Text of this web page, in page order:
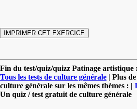
Fin du test/quiz/quizz Patinage artistique
Tous les tests de culture générale | Plus
culture générale sur les mêmes thèmes : |
Un quiz / test gratuit de culture générale